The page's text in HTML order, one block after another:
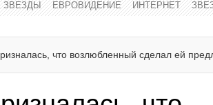
ЕВРОВИДЕНИЕ ИНТЕРНЕТ
что возлюбленный сделал ей